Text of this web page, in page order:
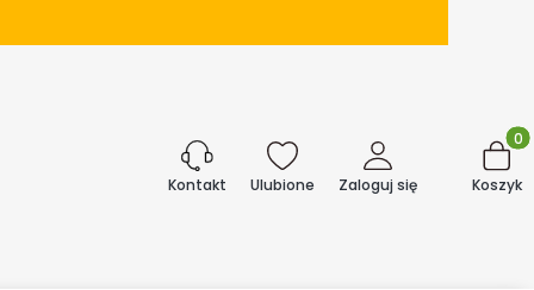
Kontakt Ulubione Zaloguj się Koszyk